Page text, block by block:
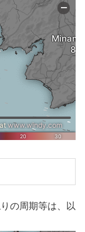
の周期等は、以